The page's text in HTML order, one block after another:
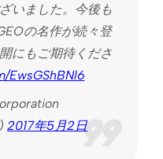
いました。今後も
の名作が続々登
にもご期待くださ
EwsGShBNl6
2017年5月2日